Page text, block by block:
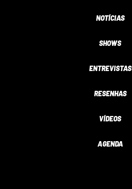
NOTÍCIAS
SHOWS
ENTREVISTAS
RESENHAS
VÍDEOS
AGENDA